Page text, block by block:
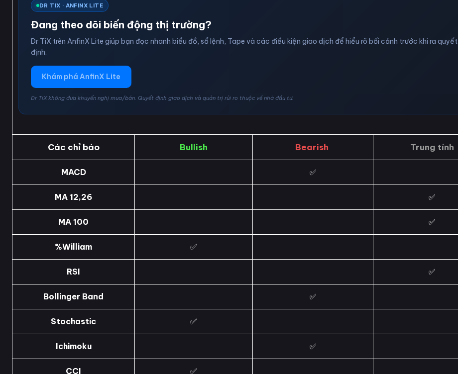
DR TIX · ANFINX LITE
Đang theo dõi biến động thị trường?
Dr TiX trên AnfinX Lite giúp bạn đọc nhanh biểu đồ, sổ lệnh, Tape và các điều kiện giao dịch để hiểu rõ bối cảnh trước khi ra quyết
định.
Khám phá AnfinX Lite
Dr TiX không đưa khuyến nghị mua/bán. Quyết định giao dịch và quản trị rủi ro thuộc về nhà đầu tư.
Các chỉ báo Bullish Bearish Trung tính
MACD ✅
MA 12,26 ✅
MA 100 ✅
%William ✅
RSI ✅
Bollinger Band ✅
Stochastic ✅
Ichimoku ✅
CCI ✅